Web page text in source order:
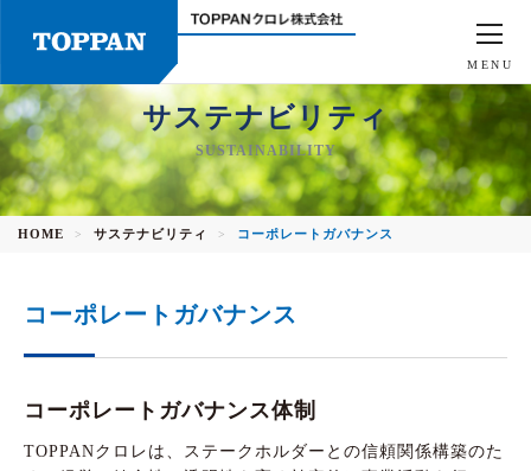
MENU
サステナビリティ
SUSTAINABILITY
HOME > サステナビリティ > コーポレートガバナンス
コーポレートガバナンス
コーポレートガバナンス体制
TOPPANクロレは、ステークホルダーとの信頼関係構築のた